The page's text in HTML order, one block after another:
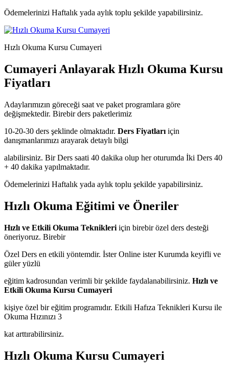
Ödemelerinizi Haftalık yada aylık toplu şekilde yapabilirsiniz.
Hızlı Okuma Kursu Cumayeri
Cumayeri Anlayarak Hızlı Okuma Kursu
Fiyatları
Adaylarımızın göreceği saat ve paket programlara göre
değişmektedir. Birebir ders paketlerimiz
10-20-30 ders şeklinde olmaktadır. Ders Fiyatları için
danışmanlarımızı arayarak detaylı bilgi
alabilirsiniz. Bir Ders saati 40 dakika olup her oturumda İki Ders 40
+ 40 dakika yapılmaktadır.
Ödemelerinizi Haftalık yada aylık toplu şekilde yapabilirsiniz.
Hızlı Okuma Eğitimi ve Öneriler
Hızlı ve Etkili Okuma Teknikleri için birebir özel ders desteği
öneriyoruz. Birebir
Özel Ders en etkili yöntemdir. İster Online ister Kurumda keyifli ve
güler yüzlü
eğitim kadrosundan verimli bir şekilde faydalanabilirsiniz. Hızlı ve
Etkili Okuma Kursu Cumayeri
kişiye özel bir eğitim programıdır. Etkili Hafıza Teknikleri Kursu ile
Okuma Hızınızı 3
kat arttırabilirsiniz.
Hızlı Okuma Kursu Cumayeri